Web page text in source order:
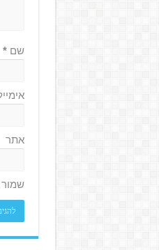
שם*
אתר